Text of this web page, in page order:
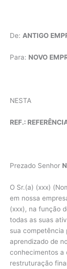
De: ANTIGO
Para: NOVO
NESTA
REF.:
Prezado Senhor
O Sr.(a) (xxx)
em nossa
(xxx), na função
todas as suas
sua competência
aprendizado de
conhecimentos a
restruturação